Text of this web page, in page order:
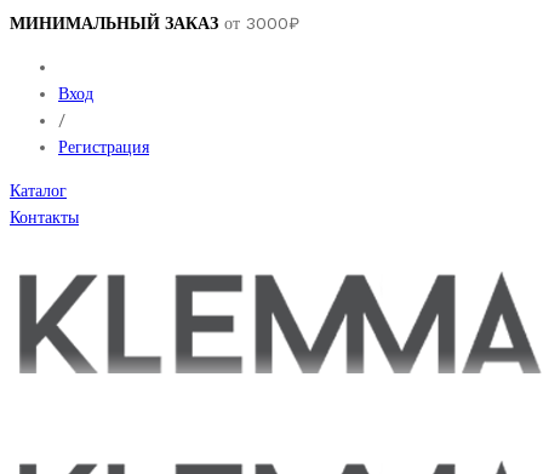
МИНИМАЛЬНЫЙ ЗАКАЗ от 3000₽
Вход
/
Регистрация
Каталог
Контакты